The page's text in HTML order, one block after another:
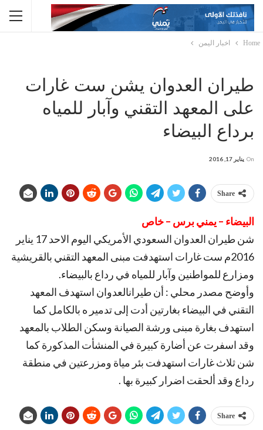
Home اخبار اليمن
طيران العدوان يشن ست غارات
على المعهد التقني وآبار للمياه
برداع البيضاء
On يناير 17, 2016
Share
البيضاء – يمني برس – خاص
شن طيران العدوان السعودي الأمريكي اليوم الاحد 17 يناير
2016م ست غارات استهدفت مبنى المعهد التقني بالقريشية
ومزارع للمواطنين وآبار للمياه في رداع بالبيضاء.
وأوضح مصدر محلي : أن طيرانالعدوان استهدف المعهد
التقني في البيضاء بغارتين أدت إلى تدمير ه بالكامل كما
استهدف بغارة مبنى ورشة الصيانة وسكن الطلاب بالمعهد
وقد اسفرت عن أضارة كبيرة في المنشأت المذكورة كما
شن ثلاث غارات استهدفت بئر مياة ومزرعتين في منطقة
رداع وقد ألحقت اضرار كبيرة بها .
Share